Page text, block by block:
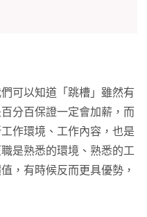
可以知道「跳槽」雖然有
分百保證一定會加薪，而
作環境、工作內容，也是
是熟悉的環境、熟悉的工
，有時候反而更具優勢，